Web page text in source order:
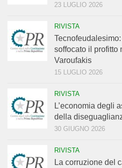
23 LUGLIO 2026
RIVISTA
soffocato il profitto
Varoufakis
15 LUGLIO 2026
RIVISTA
L’economia degli
della
30 GIUGNO 2026
RIVISTA
La corruzione del